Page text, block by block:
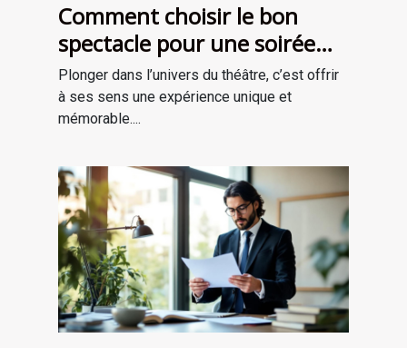
Comment choisir le bon
spectacle pour une soirée
théâtrale inoubliable ?
Plonger dans l’univers du théâtre, c’est offrir
à ses sens une expérience unique et
mémorable....